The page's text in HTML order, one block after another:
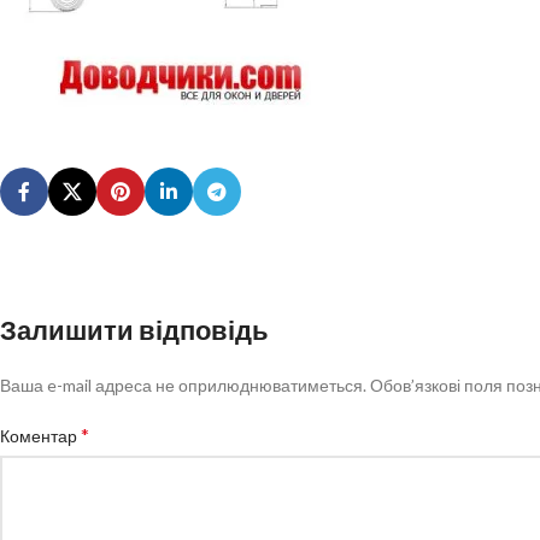
Залишити відповідь
Ваша e-mail адреса не оприлюднюватиметься. Обов’язкові поля
Коментар*